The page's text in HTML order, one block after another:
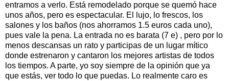
entramos a verlo. Está remodelado porque se quemó hace
unos años, pero es espectacular. El lujo, lo frescos, los
salones y los baños (nos ahorramos 1.5 euros cada uno),
pues vale la pena. La entrada no es barata (7 e) , pero por lo
menos descansas un rato y participas de un lugar mítico
donde estrenaron y cantaron los mejores artistas de todos
los tiempos. A parte, yo soy siempre de la opinión que ya
que estás, ver todo lo que puedas. Lo realmente caro es